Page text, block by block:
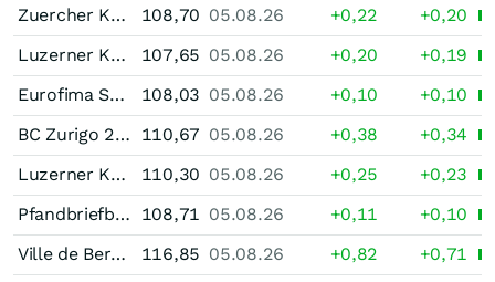
Zuercher Kantonalbank Unternehmensanleihe 2,00 % bis 11/34
108,70 05.08.26 +0,22
+0,20
Luzerner KB 1,875 % bis 11/35
107,65 05.08.26 +0,20
+0,19
Eurofima Staatsnahe Anleihen 2,875 % bis 02/30
108,03 05.08.26 +0,10
+0,10
BC Zurigo 2,00 % bis 12/40
110,67 05.08.26 +0,38
+0,34
Luzerner KB 2,00 % bis 12/39
110,30 05.08.26 +0,25
+0,23
Pfandbriefbank der schweizerischen Hypothekarinstitute Pfandbrief 2,625 % bis 02/31
108,71 05.08.26 +0,11
+0,10
Ville de Berne 2,50 % bis 04/41
116,85 05.08.26 +0,82
+0,71